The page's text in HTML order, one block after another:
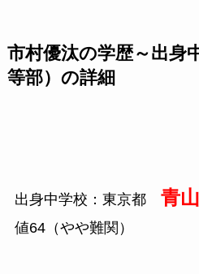
市村優汰の学歴～出身
等部）の詳細
出身中学校：東京都 青
値64（やや難関）